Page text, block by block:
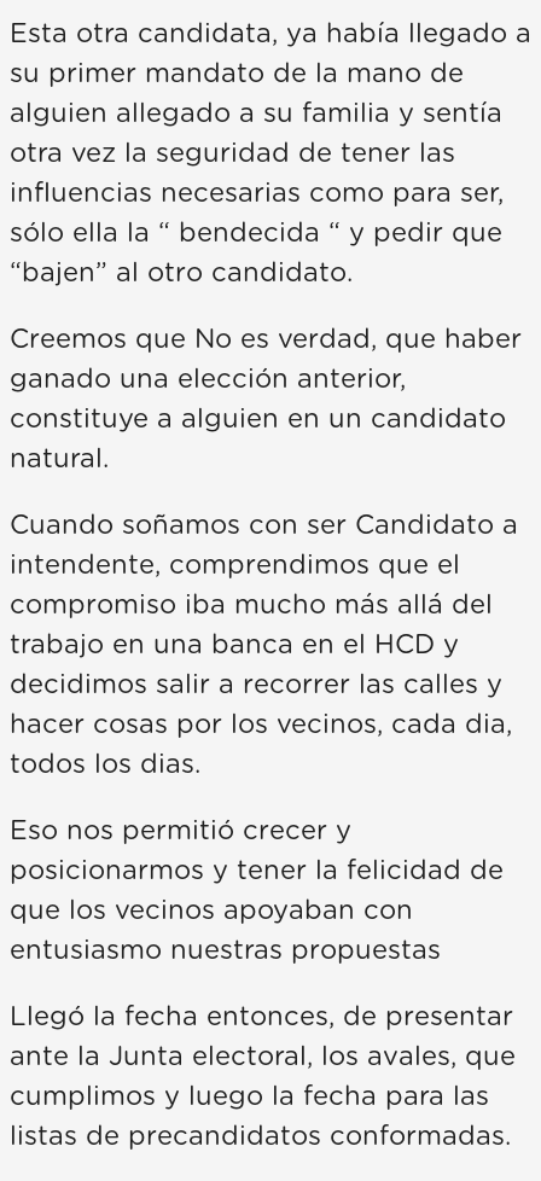
Esta otra candidata, ya había llegado a
su primer mandato de la mano de
alguien allegado a su familia y sentía
otra vez la seguridad de tener las
influencias necesarias como para ser,
sólo ella la “ bendecida “ y pedir que
“bajen” al otro candidato.
Creemos que No es verdad, que haber
ganado una elección anterior,
constituye a alguien en un candidato
natural.
Cuando soñamos con ser Candidato a
intendente, comprendimos que el
compromiso iba mucho más allá del
trabajo en una banca en el HCD y
decidimos salir a recorrer las calles y
hacer cosas por los vecinos, cada dia,
todos los dias.
Eso nos permitió crecer y
posicionarmos y tener la felicidad de
que los vecinos apoyaban con
entusiasmo nuestras propuestas
Llegó la fecha entonces, de presentar
ante la Junta electoral, los avales, que
cumplimos y luego la fecha para las
listas de precandidatos conformadas.